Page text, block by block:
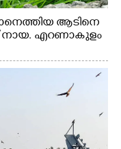
ആടിനെ
നായ. എറണാകുളം